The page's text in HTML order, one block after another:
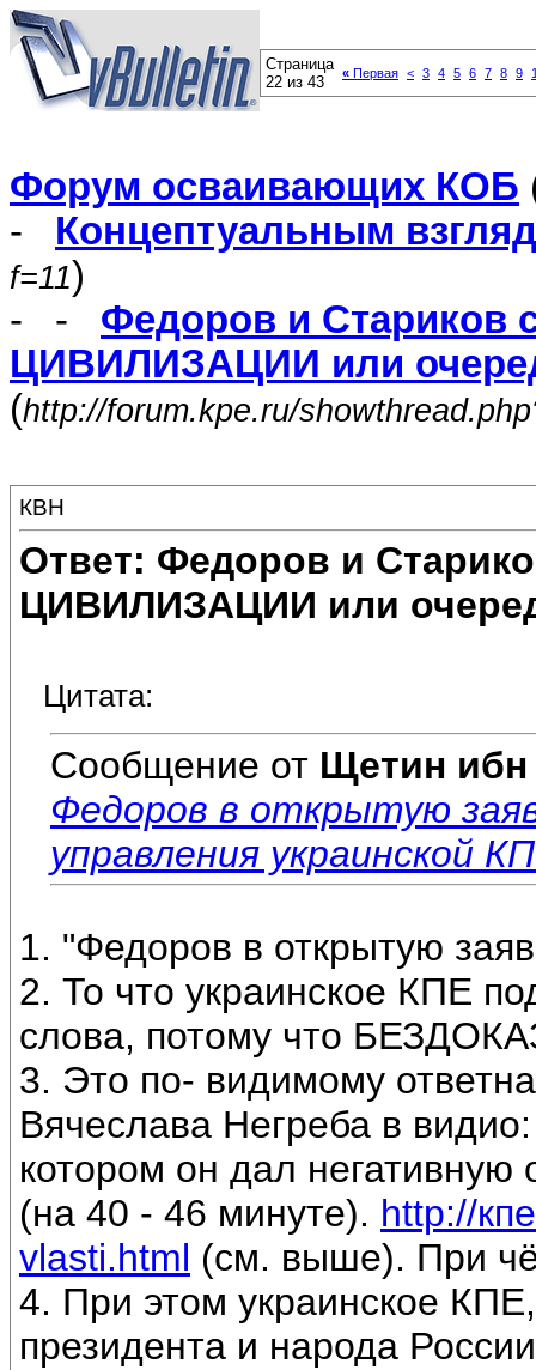
Страница
22 из 43
« Первая < 3 4 5 6 7 8 9
Форум осваивающих КОБ
- Концептуальным
f=11)
- - Федоров и Стариков
ЦИВИЛИЗАЦИИ или
(http://forum.kpe.ru/
КВН
Ответ: Федоров и
ЦИВИЛИЗАЦИИ или
Цитата:
Сообщение от Щетин ибн
Федоров в открытую
управления украинской
1. "Федоров в открытую
2. То что украинское КПЕ
слова, потому что
3. Это по- видимому
Вячеслава Негреба в
котором он дал
(на 40 - 46 минуте). http://
vlasti.html (см. выше). При
4. При этом украинское
президента и народа